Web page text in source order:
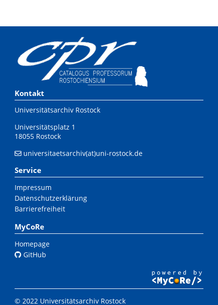
Kontakt
Universitätsarchiv Rostock
Universitätsplatz 1
18055 Rostock
universitaetsarchiv(at)uni-rostock.de
Service
Impressum
Datenschutzerklärung
Barrierefreiheit
MyCoRe
Homepage
GitHub
© 2022 Universitätsarchiv Rostock